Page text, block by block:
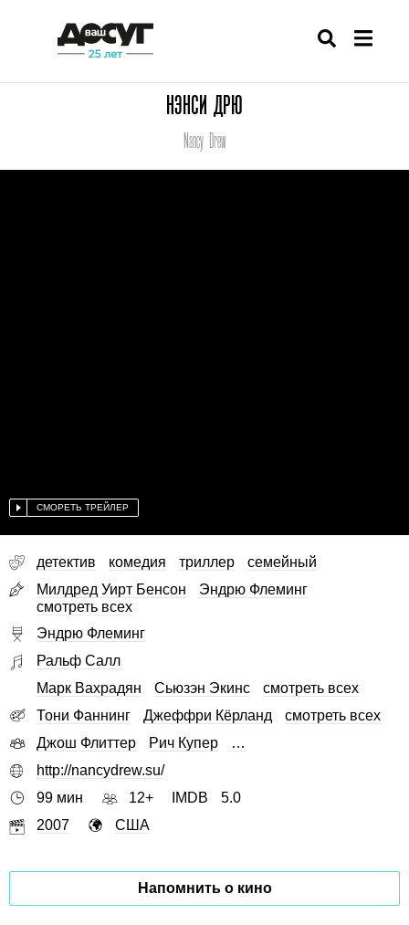
НЭНСИ ДРЮ
Nancy Drew
СМОРЕТЬ ТРЕЙЛЕР
детектив комедия триллер
семейный
Милдред Уирт Бенсон
Эндрю Флеминг
смотреть всех
Эндрю Флеминг
Ральф Салл
Марк Вахрадян
Сьюзэн Экинс
смотреть всех
Тони Фаннинг
Джеффри Кёрланд
смотреть всех
Джош Флиттер
Рич Купер
…
http://nancydrew.su/
99 мин
12+ IMDB
5.0
2007
США
Напомнить о кино